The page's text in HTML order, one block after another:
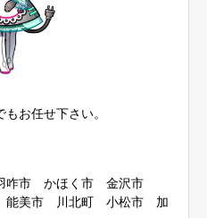
お任せ下さい。
咋市 かほく市 金沢市
能美市 川北町 小松市 加